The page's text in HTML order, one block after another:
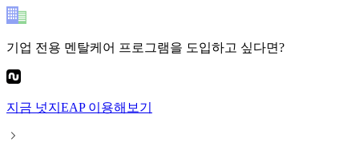
기업 전용 멘탈케어 프로그램을 도입하고 싶다면?
지금 넛지EAP이용해보기